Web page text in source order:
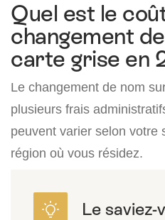
Quel est le
changement
carte grise en
Le changement de nom
plusieurs frais
peuvent varier selon votre
région où vous résidez.